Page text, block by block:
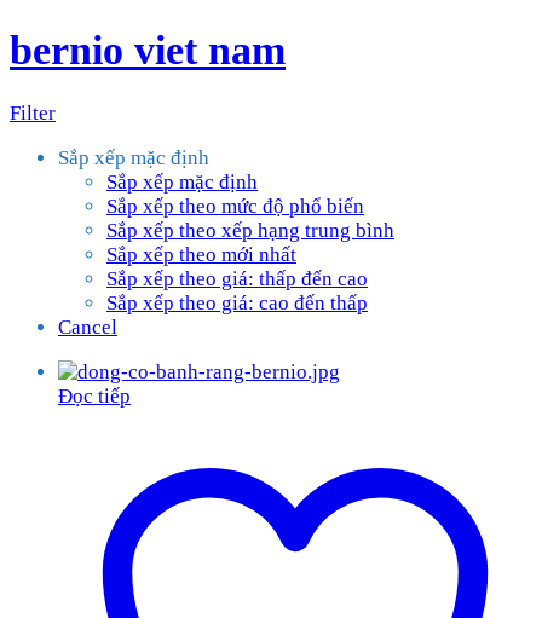
bernio viet nam
Filter
Sắp xếp mặc định
Sắp xếp mặc định
Sắp xếp theo mức độ phổ biến
Sắp xếp theo xếp hạng trung bình
Sắp xếp theo mới nhất
Sắp xếp theo giá: thấp đến cao
Sắp xếp theo giá: cao đến thấp
Cancel
Đọc tiếp